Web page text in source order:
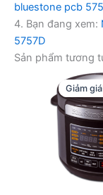
bluestone pcb
4. Bạn đang xem:
5757D
Sản phẩm tương
Giảm
Giảm